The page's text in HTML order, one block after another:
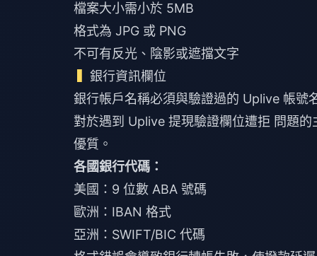
檔案大小需小於 5MB
格式為 JPG 或 PNG
不可有反光、陰影或遮擋文字
銀行資訊欄位
銀行帳戶名稱必須與驗證過的 Uplive 帳號
對於遇到 Uplive 提現驗證欄位遭拒 問題
優質。
各國銀行代碼：
美國：9 位數 ABA 號碼
歐洲：IBAN 格式
亞洲：SWIFT/BIC 代碼